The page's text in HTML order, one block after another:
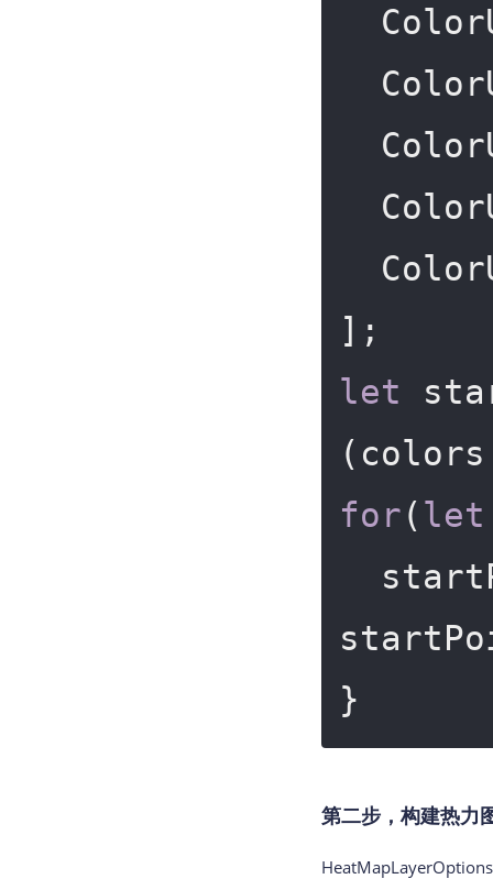
let
for(let
}
第二步，构建热